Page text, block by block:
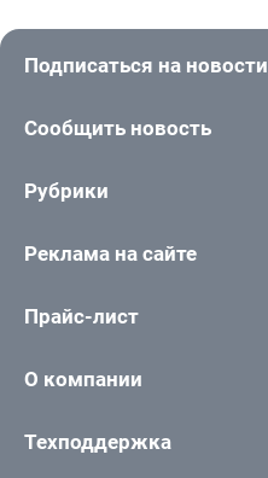
Подписаться на новости
Сообщить новость
Рубрики
Реклама на сайте
Прайс-лист
О компании
Техподдержка